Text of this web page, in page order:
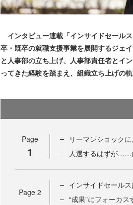
インタビュー連載「インサイドセール
卒・既卒の就職支援事業を展開するジェ
と人事部の立ち上げ、人事部責任者と
ってきた経験を踏まえ、組織立ち上げの
Page
1
リーマンショック
人選するはずが……
Page 2
インサイドセール
“成果”にフォーカ